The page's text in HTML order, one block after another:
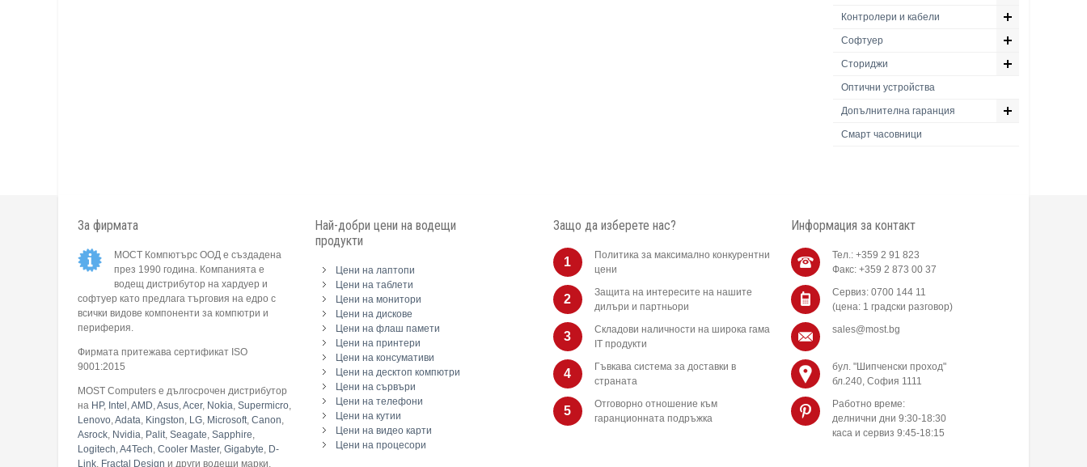
Контролери и кабели
Софтуер
Сториджи
Оптични устройства
Допълнителна гаранция
Смарт часовници
За фирмата
МОСТ Компютърс ООД е създадена
през 1990 година. Компанията е
водещ дистрибутор на хардуер и
софтуер като предлага търговия на едро с
всички видове компоненти за компютри и
периферия.
Фирмата притежава сертификат ISO
9001:2015
MOST Computers е дългосрочен дистрибутор
на HP, Intel ,AMD,Asus,Acer, Nokia, Supermicro,
Lenovo,Adata, Kingston, LG, Microsoft, Canon,
Asrock, Nvidia, Palit, Seagate, Sapphire,
Logitech,A4Tech, Cooler Master, Gigabyte, D-
Link, Fractal Design и други водещи марки.
Най-добри цени на водещи
продукти
Цени на лаптопи
Цени на таблети
Цени на монитори
Цени на дискове
Цени на флаш памети
Цени на принтери
Цени на консумативи
Цени на десктоп компютри
Цени на сървъри
Цени на телефони
Цени на кутии
Цени на видео карти
Цени на процесори
Защо да изберете нас?
1
Политика за максимално конкурентни
цени
2
Защита на интересите на нашите
дилъри и партньори
3
Складови наличности на широка гама
IT продукти
4
Гъвкава система за доставки в
страната
5
Отговорно отношение към
гаранционната подръжка
Информация за контакт
Тел.: +359 2 91 823
Факс: +359 2 873 00 37
Сервиз: 0700 144 11
(цена: 1 градски разговор)
sales@most.bg
бул. "Шипченски проход"
бл.240, София 1111
Работно време:
делнични дни 9:30-18:30
каса и сервиз 9:45-18:15